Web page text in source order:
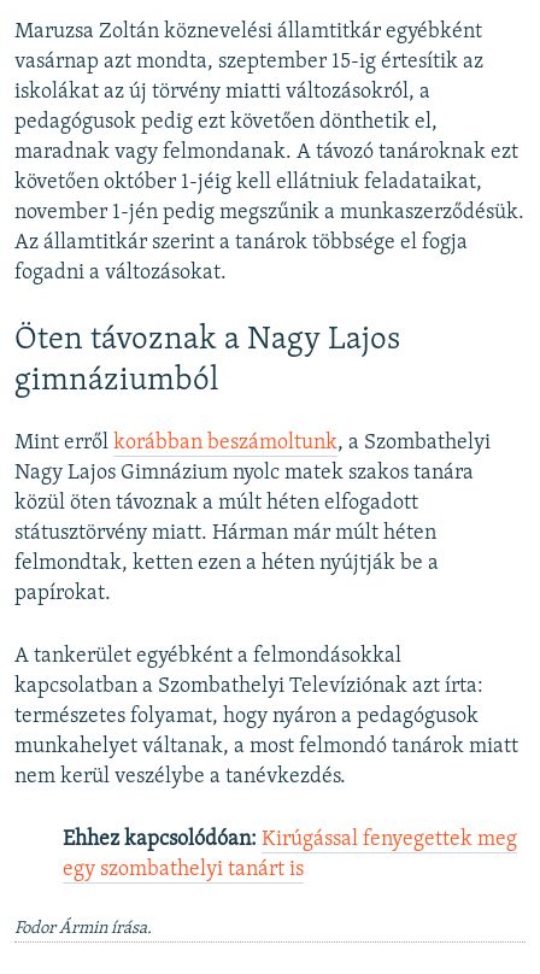
Maruzsa Zoltán köznevelési államtitkár egyébként
vasárnap azt mondta, szeptember 15-ig értesítik az
iskolákat az új törvény miatti változásokról, a
pedagógusok pedig ezt követően dönthetik el,
maradnak vagy felmondanak. A távozó tanároknak ezt
követően október 1-jéig kell ellátniuk feladataikat,
november 1-jén pedig megszűnik a munkaszerződésük.
Az államtitkár szerint a tanárok többsége el fogja
fogadni a változásokat.
Öten távoznak a Nagy Lajos
gimnáziumból
Mint erről korábban beszámoltunk, a Szombathelyi
Nagy Lajos Gimnázium nyolc matek szakos tanára
közül öten távoznak a múlt héten elfogadott
státusztörvény miatt. Hárman már múlt héten
felmondtak, ketten ezen a héten nyújtják be a
papírokat.
A tankerület egyébként a felmondásokkal
kapcsolatban a Szombathelyi Televíziónak azt írta:
természetes folyamat, hogy nyáron a pedagógusok
munkahelyet váltanak, a most felmondó tanárok miatt
nem kerül veszélybe a tanévkezdés.
Ehhez kapcsolódóan: Kirúgással fenyegettek meg
egy szombathelyi tanárt is
Fodor Ármin írása.